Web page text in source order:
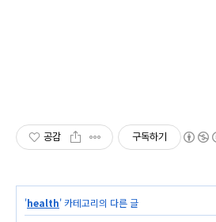
공감 구독하기
'health' 카테고리의 다른 글